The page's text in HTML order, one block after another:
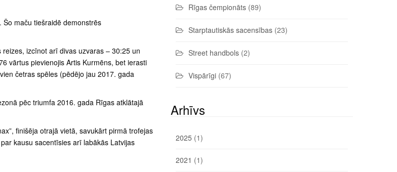
maču tiešraidē demonstrēs
izcīnot arī divas uzvaras – 30:25 un
vārtus pievienojis Artis Kurmēns, bet ierasti
četras spēles (pēdējo jau 2017. gada
pēc triumfa 2016. gada Rīgas atklātajā
finišēja otrajā vietā, savukārt pirmā trofejas
kausu sacentīsies arī labākās Latvijas
Rīgas čempionāts (89)
Starptautiskās sacensības (23)
Street handbols (2)
Vispārīgi (67)
Arhīvs
2025 (1)
2021 (1)